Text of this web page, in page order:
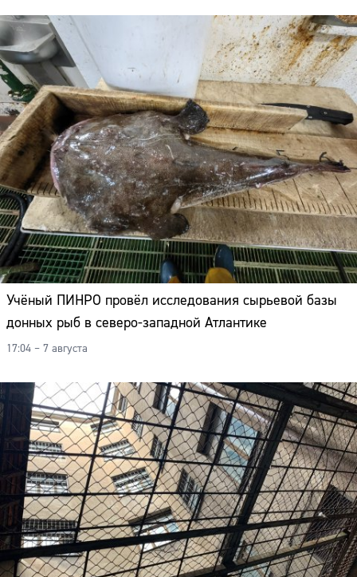
Учёный ПИНРО провёл исследования сырьевой базы
донных рыб в северо-западной Атлантике
17:04 – 7 августа